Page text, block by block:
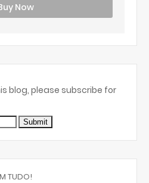
Now
blog, please subscribe for
TUDO!